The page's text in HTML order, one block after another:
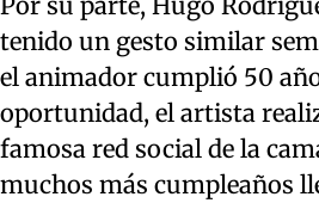
tenido un gesto similar
el animador cumplió 50
oportunidad, el artista
famosa red social de la
muchos más cumpleaños